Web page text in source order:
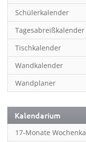
Humor & Cartoon
Inpiration &
Inspiration &
Inspiration &
Kinderkalender
Kunst
Länder & Städte
Landschaft & Natur
Schülerkalender
Tagesabreißkalender
Tischkalender
Wandkalender
Wandplaner
Kalendarium
17-Monate